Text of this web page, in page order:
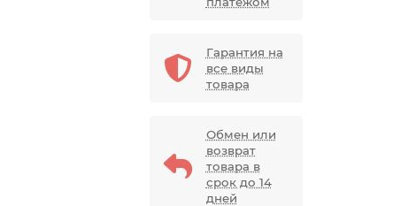
Гарантия на
все виды
товара
Обмен или
возврат
товара в
срок до 14
дней